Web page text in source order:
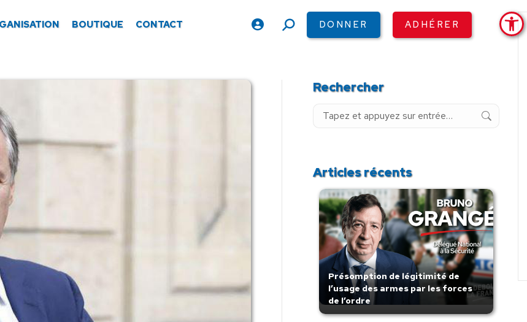
BOUTIQUE CONTACT
RechercheDONNER ADHÉRER
Rechercher
Recherche
Articles récents
Présomption de légitimité de
l’usage des armes par les forces
de l’ordre